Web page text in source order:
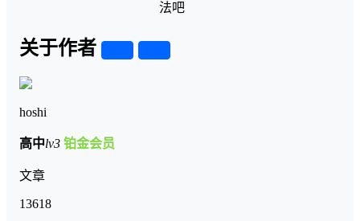
法吧
关于作者
hoshi
高中lv3 铂金会员
文章
13618